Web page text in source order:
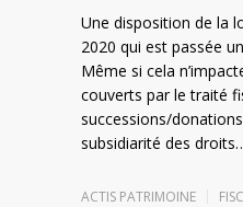
Une disposition de la
2020 qui est passée
Même si cela
couverts par le traité
successions/
subsidiarité des
ACTIS PATRIMOINE